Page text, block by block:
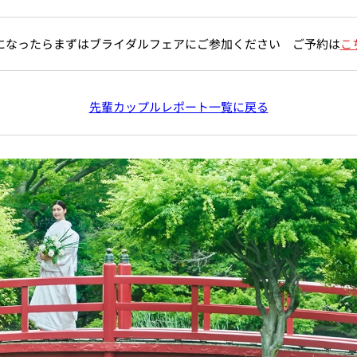
なったらまずはブライダルフェアにご参加ください ご予約はこ
先輩カップルレポート一覧に戻る